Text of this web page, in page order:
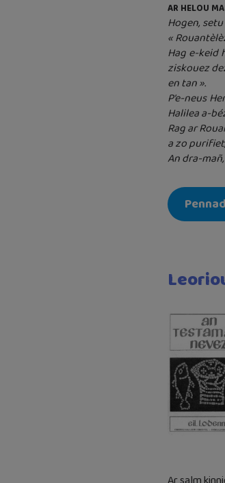
AR HELOU
Hogen,
«
Hag e-keid
ziskouez
en tan ».
P’e-neus
Halilea a-
Rag ar
a zo
An dra-